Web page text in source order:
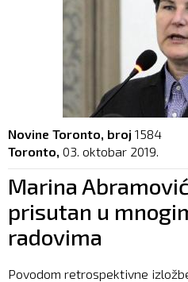
Novine Toronto, broj 1584
Toronto, 03. oktobar 2019.
Marina
prisutan u
radovima
Povodom retrospektivne